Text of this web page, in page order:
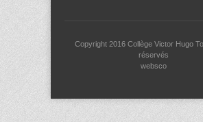
Copyright 2016 Collège Victor Hugo
réservés
websco